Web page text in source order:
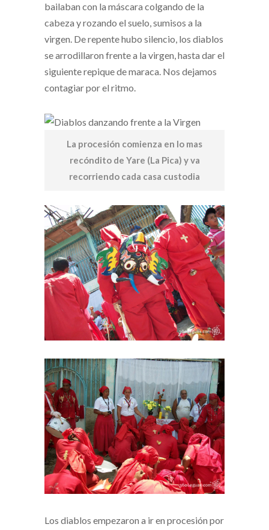
bailaban con la máscara colgando de la
cabeza y rozando el suelo, sumisos a la
virgen. De repente hubo silencio, los diablos
se arrodillaron frente a la virgen, hasta dar el
siguiente repique de maraca. Nos dejamos
contagiar por el ritmo.
La procesión comienza en lo mas
recóndito de Yare (La Pica) y va
recorriendo cada casa custodia
Los diablos empezaron a ir en procesión por